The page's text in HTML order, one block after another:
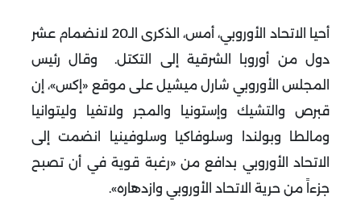
أحيا الاتحاد الأوروبي، أمس، الذكرى الـ20 لانضمام عشر
دول من أوروبا الشرقية إلى التكتل. وقال رئيس
المجلس الأوروبي شارل ميشيل على موقع «إكس»، إن
قبرص والتشيك وإستونيا والمجر ولاتفيا وليتوانيا
ومالطا وبولندا وسلوفاكيا وسلوفينيا انضمت إلى
الاتحاد الأوروبي بدافع من «رغبة قوية في أن تصبح
جزءاً من حرية الاتحاد الأوروبي وازدهاره».